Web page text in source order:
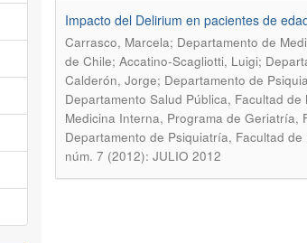
Impacto del Delirium en pacientes de
Carrasco, Marcela; Departamento de
de Chile; Accatino-Scagliotti, Luigi;
Calderón, Jorge; Departamento de
Departamento Salud Pública, Facultad
Medicina Interna, Programa de Geriatría,
Departamento de Psiquiatría, Facultad
núm. 7 (2012): JULIO 2012